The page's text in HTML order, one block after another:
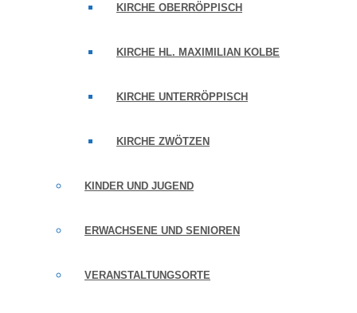
KIRCHE OBERRÖPPISCH
KIRCHE HL. MAXIMILIAN KOLBE
KIRCHE UNTERRÖPPISCH
KIRCHE ZWÖTZEN
KINDER UND JUGEND
ERWACHSENE UND SENIOREN
VERANSTALTUNGSORTE